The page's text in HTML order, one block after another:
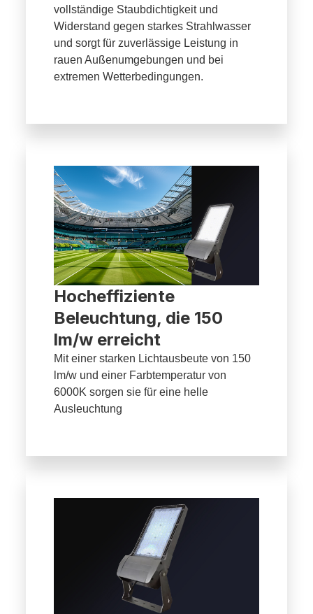
vollständige Staubdichtigkeit und
Widerstand gegen starkes Strahlwasser
und sorgt für zuverlässige Leistung in
rauen Außenumgebungen und bei
extremen Wetterbedingungen.
Hocheffiziente
Beleuchtung, die 150
lm/w erreicht
Mit einer starken Lichtausbeute von 150
lm/w und einer Farbtemperatur von
6000K sorgen sie für eine helle
Ausleuchtung